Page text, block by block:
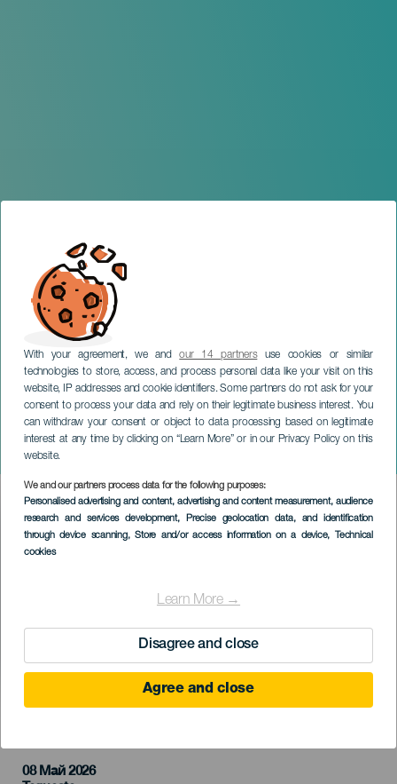
With your agreement, we andour 14 partnersuse cookies or similar
technologies to store, access, and process personal data like your visit on this
website, IP addresses and cookie identifiers. Some partners do not ask for your
consent to process your data and rely on their legitimate business interest. You
can withdraw your consent or object to data processing based on legitimate
interest at any time by clicking on “Learn More” or in our Privacy Policy on this
website.
We and our partners process data for the following purposes:
Personalised advertising and content, advertising and content measurement, audience
research and services development, Precise geolocation data, and identification
through device scanning, Store and/or access information on a device, Technical
cookies
Learn More →
Disagree and close
Agree and close
360º Наследие
ТЕНЕРИФЕ
Imagen
Listado
08 Май 2026